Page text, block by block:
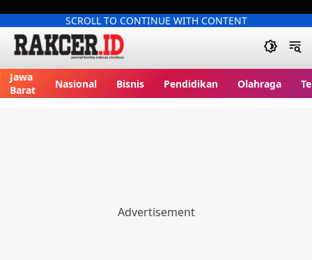
SCROLL TO CONTINUE WITH CONTENT
Jawa
Barat
Nasional Bisnis Pendidikan Olahraga